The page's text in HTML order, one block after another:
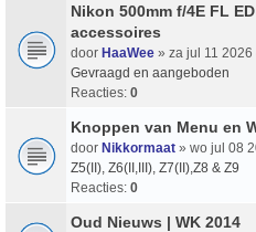
Nikon 500mm f/4E FL
accessoires
door HaaWee » za jul 11 2026
Gevraagd en aangeboden
Reacties: 0
Knoppen van Menu en
door Nikkormaat » wo jul 08
Z5(II), Z6(II,III), Z7(II),Z8 & Z9
Reacties: 0
Oud Nieuws | WK 2014